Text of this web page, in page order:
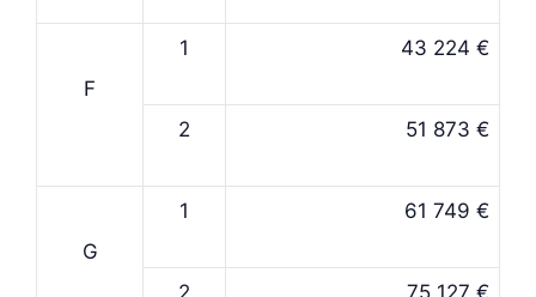
F
1 43 224 €
2 51 873 €
G
1 61 749 €
2 75 127 €